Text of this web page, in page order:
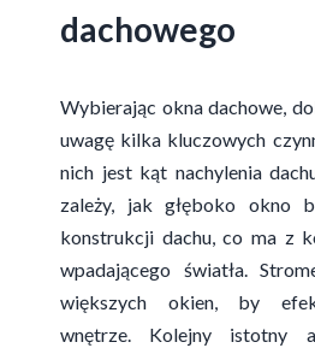
dachowego
Wybierając okna dachowe,
uwagę kilka kluczowych
nich jest kąt nachylenia
zależy, jak głęboko okno
konstrukcji dachu, co ma z
wpadającego światła.
większych okien, by
wnętrze. Kolejny istotny